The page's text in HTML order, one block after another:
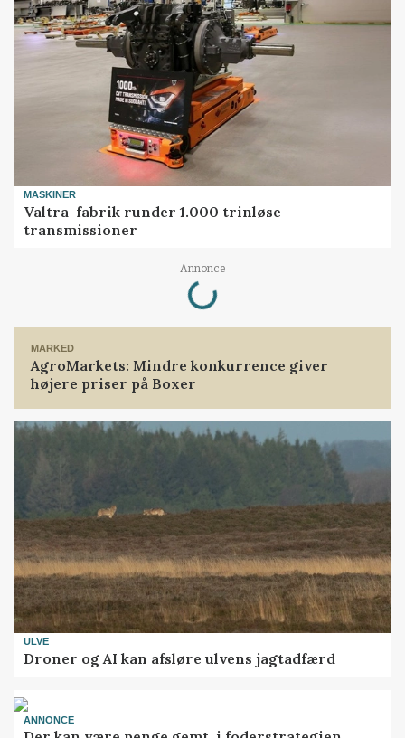
MASKINER
Valtra-fabrik runder 1.000 trinløse
transmissioner
Annonce
Loading...
MARKED
AgroMarkets: Mindre konkurrence giver
højere priser på Boxer
ULVE
Droner og AI kan afsløre ulvens jagtadfærd
ANNONCE